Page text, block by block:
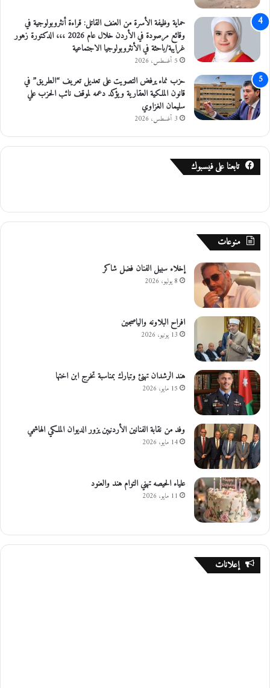
حماية وظيفة الأسرة من العنف القاتل: قراءة أنثروبولوجية في
وقائع مرصودة في الأردن خلال عام 2026 ،،، الدكتورة زهور
غرايبة/باحثة في الأنثروبولوجيا الاجتماعية
5 أغسطس، 2026
حزب نماء يرفض التصويت على تعديل تعريف “الطريق” في
قانون الملكية العقارية ويؤكد دعمه لموقف نائب الحزب علي
سليمان الغزاوي
3 أغسطس، 2026
تابعنا على فيسبوك
منوعات
إخلاء سبيل الفنان فضل شاكر
8 يوليو، 2026
افراح البلاونه والياصجين
13 يونيو، 2026
هند الرشدان تهنئ وتبارك بمناسبة تخرج ابن اختها
15 مايو، 2026
وفد من نقابة الفنانين الأردنيين يزور الديوان الملكي الهاشمي
14 مايو، 2026
علياء الحيصه تهني التوام هند والعنود
11 مايو، 2026
إعلانات